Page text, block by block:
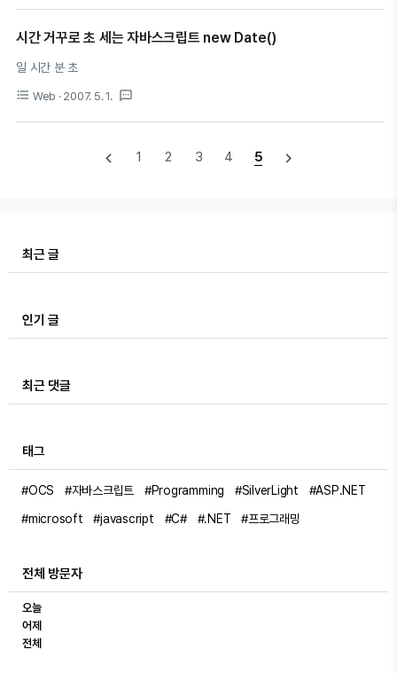
소를 참조했습니다. PHPSCHOOL
시간 거꾸로 초 세는 자바스크립트 new Date()
일 시간 분 초
format_list_bulleted Web · 2007. 5. 1. textsms
navigate_before 1 2 3 4 5 navigate_next
최근 글
인기 글
최근 댓글
태그
#OCS #자바스크립트 #Programming #SilverLight
#ASP.NET
#microsoft
#javascript #C# #.NET #프로그래밍
전체 방문자
오늘
어제
전체